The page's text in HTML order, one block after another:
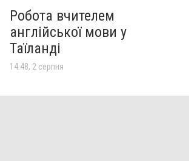
Робота вчителем
англійської мови у
Таїланді
14:48, 2 серпня